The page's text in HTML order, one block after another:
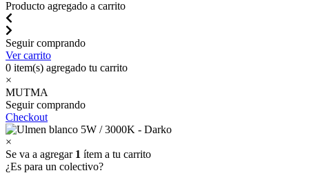
Producto agregado a carrito
Seguir comprando
Ver carrito
0 item(s) agregado tu carrito
×
MUTMA
Seguir comprando
Checkout
×
Se va a agregar 1 ítem a tu carrito
¿Es para un colectivo?